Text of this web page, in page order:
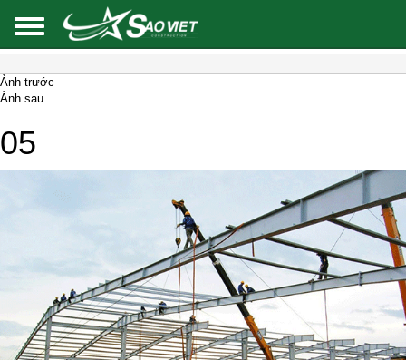
Ảnh trước
Ảnh sau
05